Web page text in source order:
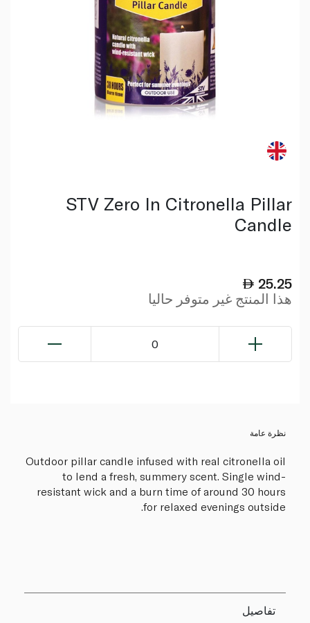
STV Zero In Citronella Pillar
Candle
25.25
هذا المنتج غير متوفر حاليا
0
نظرة عامة
Outdoor pillar candle infused with real citronella oil
to lend a fresh, summery scent. Single wind-
resistant wick and a burn time of around 30 hours
for relaxed evenings outside.
تفاصيل